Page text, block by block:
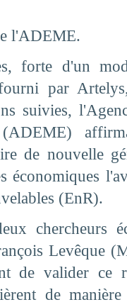
l'ADEME.
forte d'un
par
suivies,
de nouvelle
économiques
(EnR).
chercheurs
Levêque
de valider ce
de